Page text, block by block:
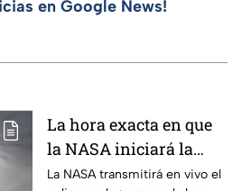
en Google News!
La hora exacta en que
la NASA iniciará la
transmisión en vivo
La NASA transmitirá en vivo el